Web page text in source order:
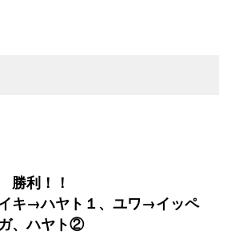
！！
→ハヤト１、ユワ→イッペ
、ハヤト②